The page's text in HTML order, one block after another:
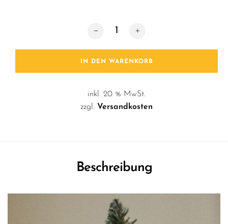
Baumschmuck / Rollschuh Menge
IN DEN WARENKORB
inkl. 20 % MwSt.
zzgl. Versandkosten
Beschreibung